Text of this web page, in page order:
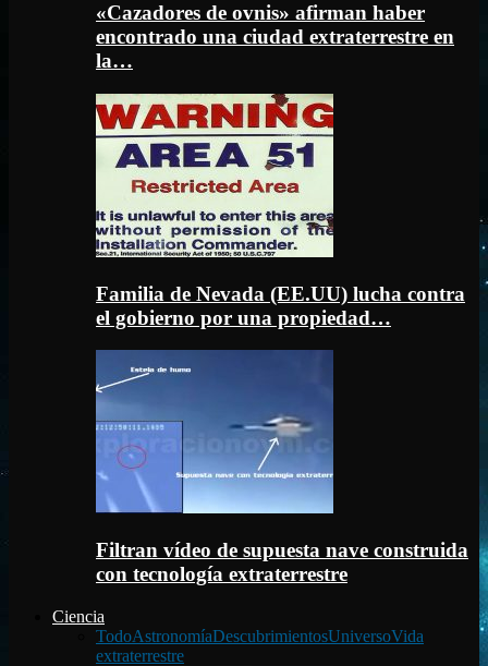
«Cazadores de ovnis» afirman haber
encontrado una ciudad extraterrestre en
la…
Familia de Nevada (EE.UU) lucha contra
el gobierno por una propiedad…
Filtran vídeo de supuesta nave construida
con tecnología extraterrestre
Ciencia
TodoAstronomíaDescubrimientosUniversoVida
extraterrestre